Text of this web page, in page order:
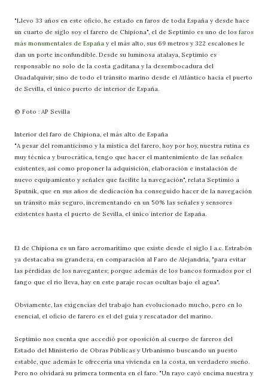
"Llevo 33 años en este oficio, he estado en faros de toda España y desde hace
un cuarto de siglo soy el farero de Chipiona", el de Septimio es uno de los faros
más monumentales de España y el más alto, sus 69 metros y 322 escalones le
dan un porte inconfundible. Desde su luminosa atalaya, Septimio es
responsable no solo de la costa gaditana y la desembocadura del
Guadalquivir, sino de todo el tránsito marino desde el Atlántico hacia el puerto
de Sevilla, el único puerto de interior de España.
© Foto : AP Sevilla
Interior del faro de Chipiona, el más alto de España
"A pesar del romanticismo y la mística del farero, hoy por hoy, nuestra rutina es
muy técnica y burocrática, tengo que hacer el mantenimiento de las señales
existentes, así como proponer la adquisición, elaboración e instalación de
nuevo equipamiento y señales que facilite la navegación", relata Septimio a
Sputnik, que en sus años de dedicación ha conseguido hacer de la navegación
un tránsito más seguro, incrementando en un 50% las señales y sensores
existentes hasta el puerto de Sevilla, el único interior de España.
El de Chipiona es un faro aeromarítimo que existe desde el siglo I a.c. Estrabón
ya destacaba su grandeza, en comparación al Faro de Alejandría, "para evitar
las pérdidas de los navegantes; porque además de los bancos formados por el
fango que el río lleva, hay en este paraje rocas ocultas bajo el agua".
Obviamente, las exigencias del trabajo han evolucionado mucho, pero en lo
esencial, el oficio de farero es el del guía y rescatador del marino.
Septimio nos cuenta que accedió por oposición al cuerpo de fareros del
Estado del Ministerio de Obras Públicas y Urbanismo buscando un puesto
estable, que además le ofrecería una vivienda en la costa, un verdadero sueño.
Pero no olvidará su primera tormenta en el faro. "Un rayo cayó encima nuestra y